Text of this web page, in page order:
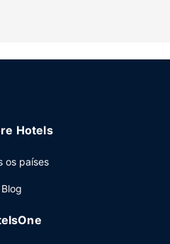
Hotels
os países
Blog